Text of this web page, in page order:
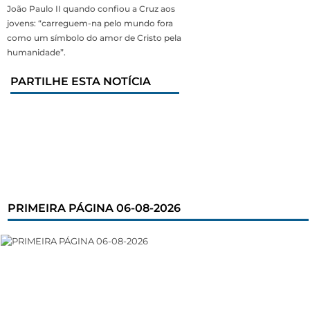
João Paulo II quando confiou a Cruz aos
jovens: “carreguem-na pelo mundo fora
como um símbolo do amor de Cristo pela
humanidade”.
PARTILHE ESTA NOTÍCIA
PRIMEIRA PÁGINA 06-08-2026